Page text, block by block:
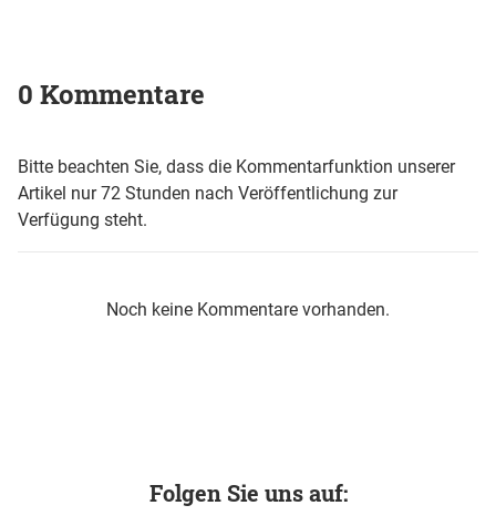
0 Kommentare
Bitte beachten Sie, dass die Kommentarfunktion unserer
Artikel nur 72 Stunden nach Veröffentlichung zur
Verfügung steht.
Noch keine Kommentare vorhanden.
Folgen Sie uns auf: